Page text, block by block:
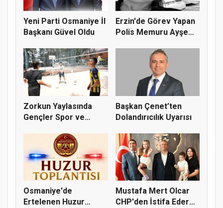
Yeni Parti Osmaniye İl
Başkanı Güvel Oldu
Erzin'de Görev Yapan
Polis Memuru Ayşe
Zorkun Yaylasında
Gençler Spor ve
Başkan Çenet’ten
Dolandırıcılık Uyarısı
Osmaniye'de
Ertelenen Huzur
Mustafa Mert Olcar
CHP'den İstifa Ederek